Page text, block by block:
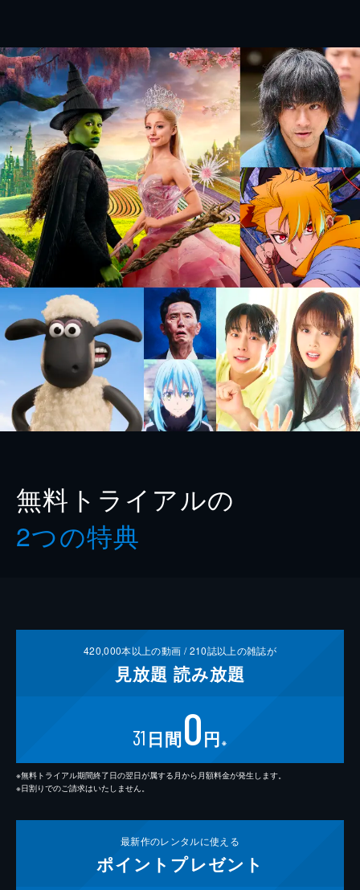
無料トライアルの
2つの特典
420,000本以上の動画 /210誌以上の雑誌が
見放題 読み放題
31 日間0円 ※
※無料トライアル期間終了日の翌日が属する月から月額料金が発生します。
※日割りでのご請求はいたしません。
最新作のレンタルに使える
ポイント プレゼント